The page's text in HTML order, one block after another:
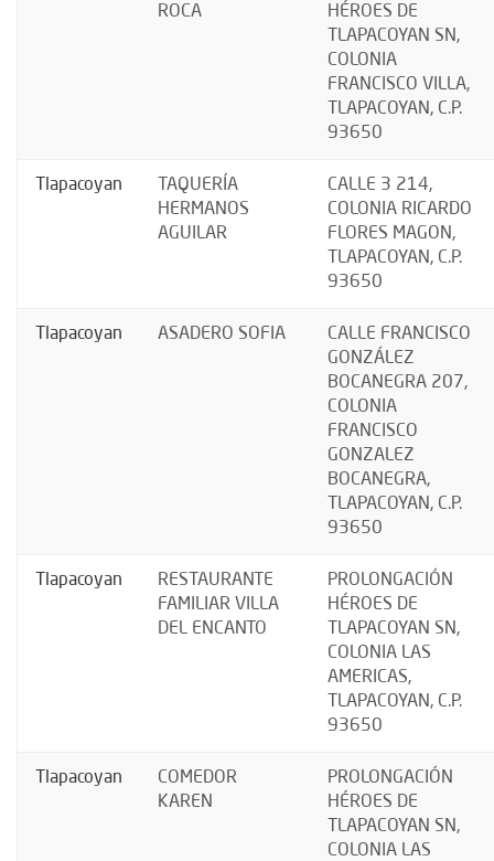
ROCA
HÉROES DE
TLAPACOYAN SN,
COLONIA
FRANCISCO VILLA,
TLAPACOYAN, C.P.
93650
Tlapacoyan
TAQUERÍA
HERMANOS
AGUILAR
CALLE 3 214,
COLONIA RICARDO
FLORES MAGON,
TLAPACOYAN, C.P.
93650
Tlapacoyan ASADERO SOFIA
CALLE FRANCISCO
GONZÁLEZ
BOCANEGRA 207,
COLONIA
FRANCISCO
GONZALEZ
BOCANEGRA,
TLAPACOYAN, C.P.
93650
Tlapacoyan
RESTAURANTE
FAMILIAR VILLA
DEL ENCANTO
PROLONGACIÓN
HÉROES DE
TLAPACOYAN SN,
COLONIA LAS
AMERICAS,
TLAPACOYAN, C.P.
93650
Tlapacoyan
COMEDOR
KAREN
PROLONGACIÓN
HÉROES DE
TLAPACOYAN SN,
COLONIA LAS